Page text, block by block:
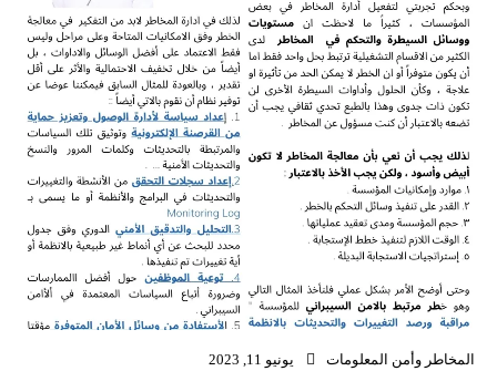
المخاطر وأمن المعلومات يونيو 11, 2023